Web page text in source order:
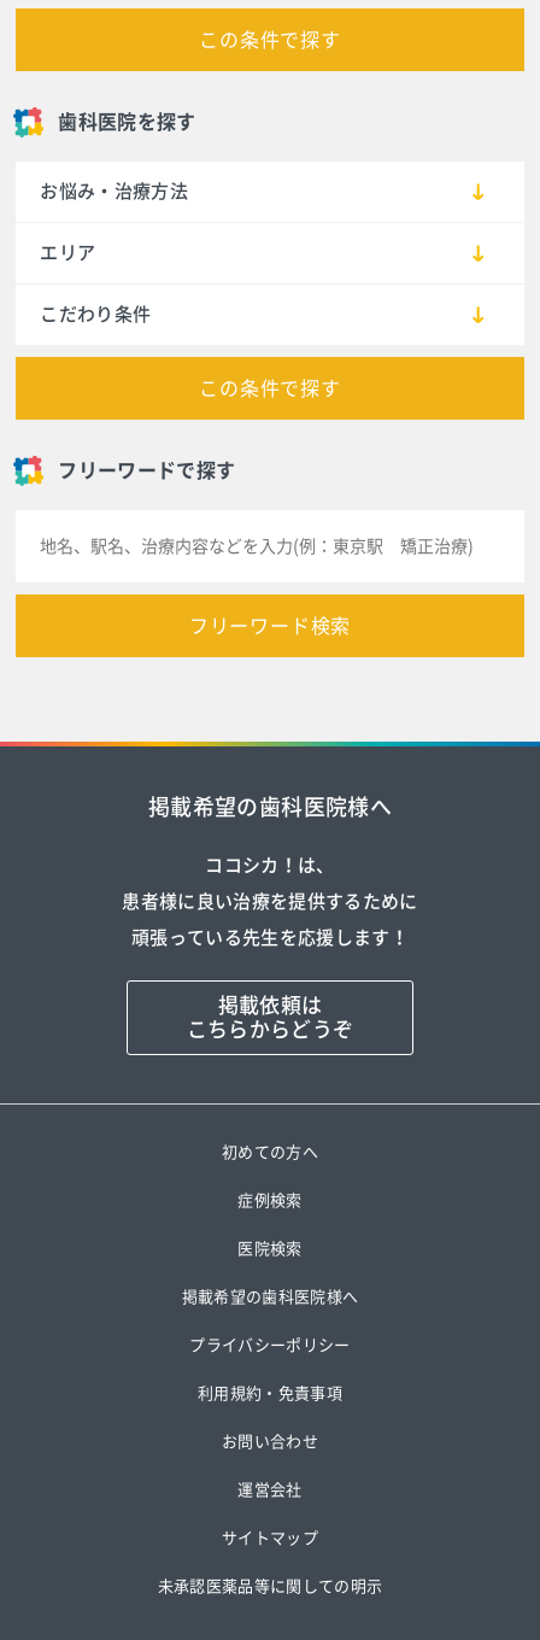
この条件で探す
歯科医院を探す
お悩み・治療方法
エリア
こだわり条件
この条件で探す
フリーワードで探す
フリーワード検索
掲載希望の歯科医院様へ
ココシカ！は、
患者様に良い治療を提供するために
頑張っている先生を応援します！
掲載依頼は
こちらからどうぞ
初めての方へ
症例検索
医院検索
掲載希望の歯科医院様へ
プライバシーポリシー
利用規約・免責事項
お問い合わせ
運営会社
サイトマップ
未承認医薬品等に関しての明示